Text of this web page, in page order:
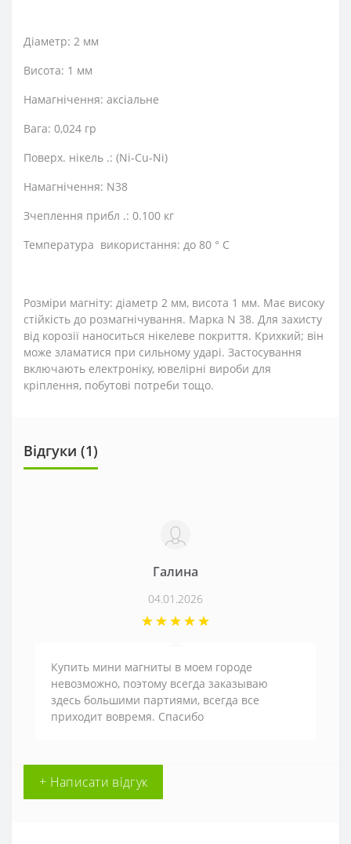
Діаметр: 2 мм
Висота: 1 мм
Намагнічення: аксіальне
Вага: 0,024 гр
Поверх. нікель .: (Ni-Cu-Ni)
Намагнічення: N38
Зчеплення прибл .: 0.100 кг
Температура використання: до 80 ° C
Розміри магніту: діаметр 2 мм, висота 1 мм. Має високу
стійкість до розмагнічування. Марка N 38. Для захисту
від корозії наноситься нікелеве покриття. Крихкий; він
може зламатися при сильному ударі. Застосування
включають електроніку, ювелірні вироби для
кріплення, побутові потреби тощо.
Відгуки (1)
Галина
04.01.2026
Купить мини магниты в моем городе
невозможно, поэтому всегда заказываю
здесь большими партиями, всегда все
приходит вовремя. Спасибо
+ Написати відгук